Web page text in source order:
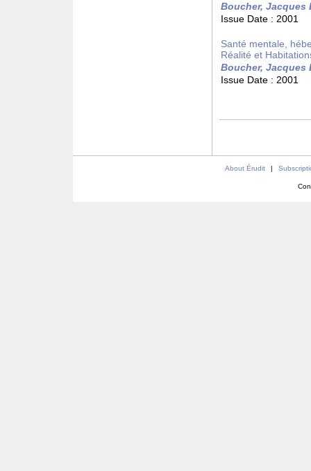
Boucher, Jacques
Issue Date : 2001
Santé mentale,
Réalité et
Boucher, Jacques
Issue Date : 2001
About Érudit |